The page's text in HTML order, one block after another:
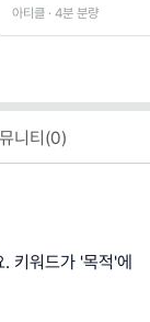
아티클 · 4분 분량
니티(0)
키워드가 '목적'에